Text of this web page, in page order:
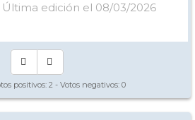
Última edición el 08/03/2026
positivos: 2 - Votos negativos: 0